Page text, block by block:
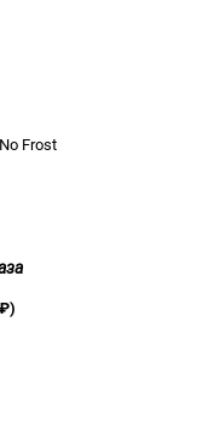
Frost
₽)